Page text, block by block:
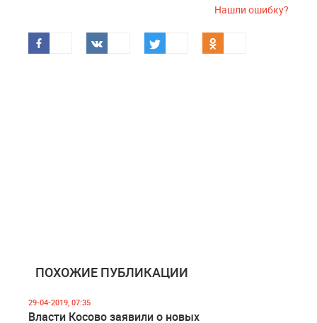
Нашли ошибку?
ПОХОЖИЕ ПУБЛИКАЦИИ
29-04-2019, 07:35
Власти Косово заявили о новых